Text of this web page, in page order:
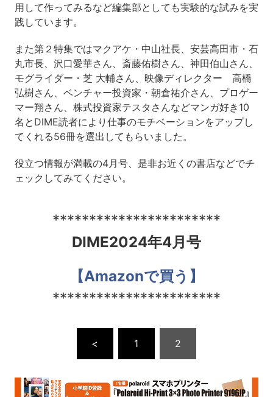
用して作ってみるなど編集部としても実験的な試みを実
践しています。
また第２特集ではマクアケ・中山社長、安芸高田市・石
丸市長、沢口愛華さん、斎藤佑樹さん、神田伯山さん、
モグライダー・芝 大輔さん、映像ディレクター 高橋
弘樹さん、ベンチャー投資家・朝倉祐介さん、プロゲー
マー翔さん、株式投資家テスタさんなどマンガ好き10
名とDIME読者により仕事のモチベーションをアップし
てくれる56冊を選出してもらいました。
役立つ情報が満載の4月号、是非お近くの書店などでチ
ェックしてみてください。
***********************
DIME2024年4月号
【Amazonで買う】
***********************
< 1 2